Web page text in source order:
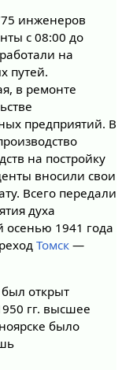
инженеров
с 08:00 до
на
путей.
в ремонте
предприятий. В
на постройку
вносили свои
Всего передали
духа
осенью 1941 года
Томск—
открыт
гг. высшее
было